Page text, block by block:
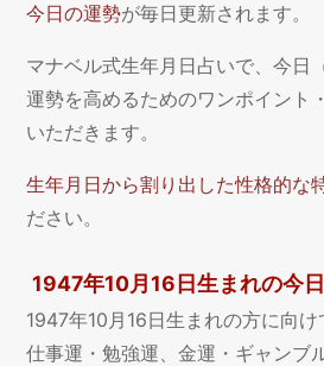
今日の運勢が毎日更新されます。
マナベル式生年月日占いで、今
運勢を高めるためのワンポイント
いただきます。
生年月日から割り出した性格的な
ださい。
1947年10月16日生まれの今
1947年10月16日生まれの方に向け
仕事運・勉強運、金運・ギャンブ